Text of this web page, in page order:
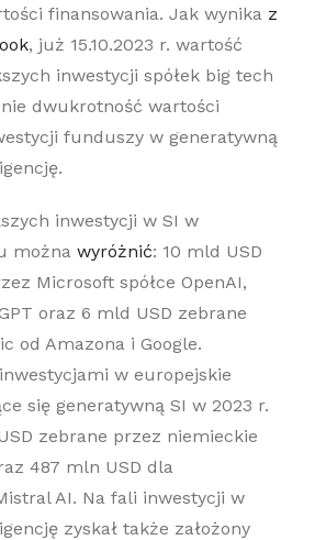
finansowania. Jak wynika z
, już 15.10.2023 r. wartość
inwestycji spółek big tech
dwukrotność wartości
funduszy w generatywną
inwestycji w SI w
można wyróżnić: 10 mld USD
Microsoft spółce OpenAI,
oraz 6 mld USD zebrane
od Amazona i Google.
w europejskie
się generatywną SI w 2023 r.
zebrane przez niemieckie
487 mln USD dla
AI. Na fali inwestycji w
zyskał także założony